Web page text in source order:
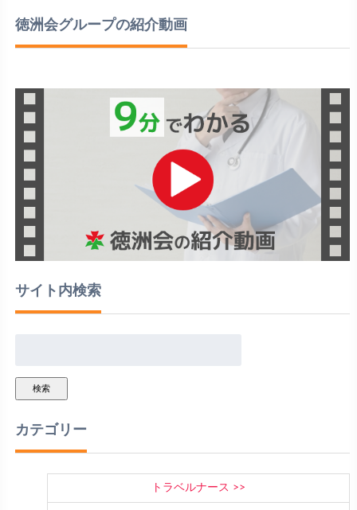
徳洲会グループの紹介動画
サイト内検索
検索
カテゴリー
トラベルナース